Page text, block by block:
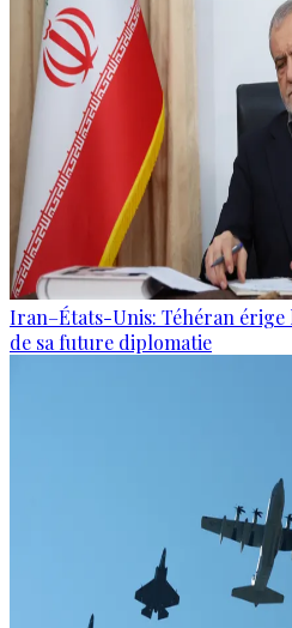
Iran–États-Unis: Téhéran érige
de sa future diplomatie